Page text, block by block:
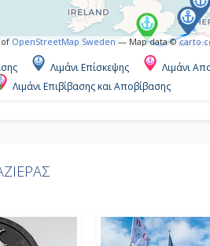
OpenStreetMap Sweden — Map data ©
Λιμάνι Επίσκεψης
Λιμάνι
Λιμάνι Επιβίβασης και Αποβίβασης